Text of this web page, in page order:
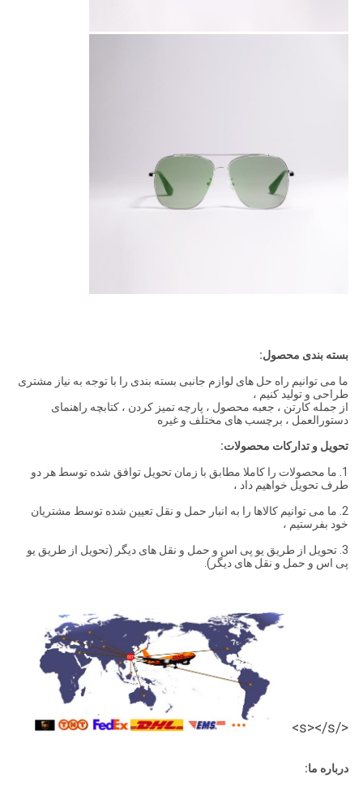
بسته بندی محصول:
ما می توانیم راه حل های لوازم جانبی بسته بندی را با توجه به نیاز مشتری
طراحی و تولید کنیم ،
از جمله کارتن ، جعبه محصول ، پارچه تمیز کردن ، کتابچه راهنمای
دستورالعمل ، برچسب های مختلف و غیره
تحویل و تدارکات محصولات:
1. ما محصولات را کاملا مطابق با زمان تحویل توافق شده توسط هر دو
طرف تحویل خواهیم داد ،
2. ما می توانیم کالاها را به انبار حمل و نقل تعیین شده توسط مشتریان
خود بفرستیم ،
3. تحویل از طریق یو پی اس و حمل و نقل های دیگر (تحویل از طریق یو
پی اس و حمل و نقل های دیگر).
</s></s>
درباره ما: